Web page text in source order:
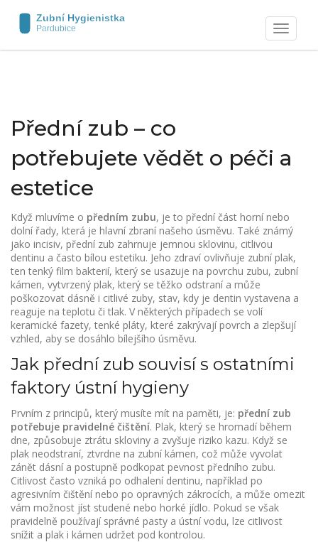
Zobrazit
navigaci
Přední zub – co
potřebujete vědět o péči a
estetice
Když mluvíme o předním zubu, je to přední část horní nebo
dolní řady, která je hlavní zbraní našeho úsměvu. Také známý
jako incisiv, přední zub zahrnuje jemnou sklovinu, citlivou
dentinu a často bílou estetiku. Jeho zdraví ovlivňuje zubní plak,
ten tenký film bakterií, který se usazuje na povrchu zubu, zubní
kámen, vytvrzený plak, který se těžko odstraní a může
poškozovat dásně i citlivé zuby, stav, kdy je dentin vystavena a
reaguje na teplotu či tlak. V některých případech se volí
keramické fazety, tenké pláty, které zakrývají povrch a zlepšují
vzhled, aby se dosáhlo bílejšího úsměvu.
Jak přední zub souvisí s ostatními
faktory ústní hygieny
Prvním z principů, který musíte mít na paměti, je: přední zub
potřebuje pravidelné čištění. Plak, který se hromadí během
dne, způsobuje ztrátu skloviny a zvyšuje riziko kazu. Když se
plak neodstraní, ztvrdne na zubní kámen, což může vyvolat
zánět dásní a postupně podkopat pevnost předního zubu.
Citlivost často vzniká po odhalení dentinu, například po
agresivním čištění nebo po opravných zákrocích, a může omezit
vám možnost jíst studené nebo horké jídlo. Pokud se však
pravidelně používají správné pasty a ústní vodu, lze citlivost
snížit a plak i kámen udržet pod kontrolou.